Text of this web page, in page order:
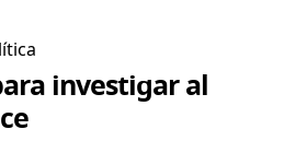
investigar al